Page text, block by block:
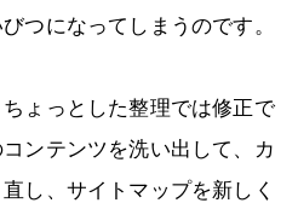
つになってしまうのです。
ょっとした整理では修正で
ンテンツを洗い出して、カ
し、サイトマップを新しく